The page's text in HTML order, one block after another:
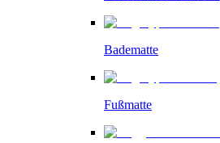
Badematte
Fußmatte